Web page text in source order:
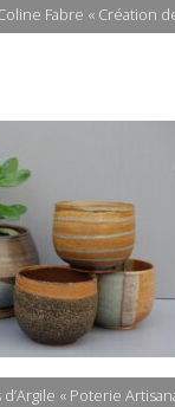
Fabre « Création
« Poterie